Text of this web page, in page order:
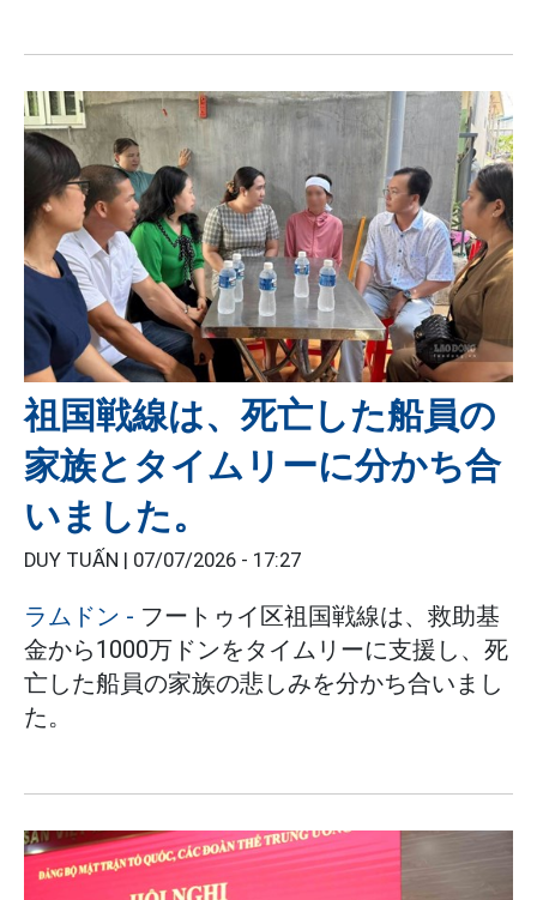
祖国戦線は、死亡した船員の
家族とタイムリーに分かち合
いました。
DUY TUẤN | 07/07/2026 - 17:27
ラムドン - フートゥイ区祖国戦線は、救助基
金から1000万ドンをタイムリーに支援し、死
亡した船員の家族の悲しみを分かち合いまし
た。